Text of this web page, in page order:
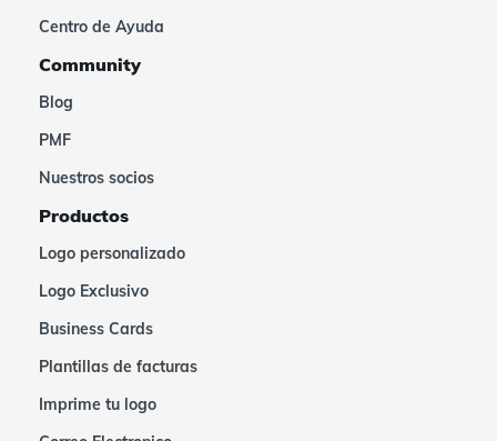
Centro de Ayuda
Community
Blog
PMF
Nuestros socios
Productos
Logo personalizado
Logo Exclusivo
Business Cards
Plantillas de facturas
Imprime tu logo